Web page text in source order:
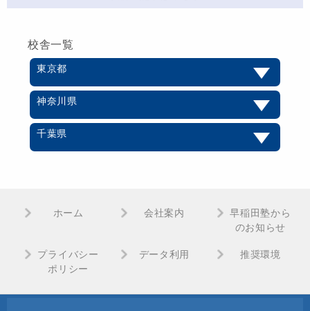
校舎一覧
東京都
神奈川県
千葉県
ホーム 会社案内
早稲田塾から
のお知らせ
プライバシー
ポリシー
データ利用 推奨環境